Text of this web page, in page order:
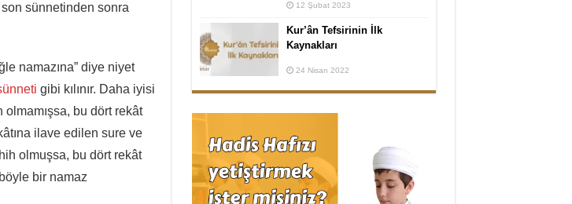
sünnetinden sonra
namazına” diye niyet
gibi kılınır. Daha iyisi
olmamışsa, bu dört rekât
ilave edilen sure ve
olmuşsa, bu dört rekât
bir namaz
12 Şubat 2023
Kur’ân Tefsirinin İlk
Kaynakları
24 Nisan 2022